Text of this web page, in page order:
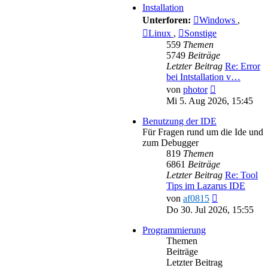
Installation
Unterforen:
Windows ,
Linux ,
Sonstige
559 Themen
5749 Beiträge
Letzter Beitrag Re: Error
bei Intstallation v…
von photor
Beitrag
Mi 5. Aug 2026, 15:45
Benutzung der IDE
Für Fragen rund um die Ide und
zum Debugger
819 Themen
6861 Beiträge
Letzter Beitrag Re: Tool
Tips im Lazarus IDE
von af0815
Beitrag
Do 30. Jul 2026, 15:55
Programmierung
Themen
Beiträge
Letzter Beitrag